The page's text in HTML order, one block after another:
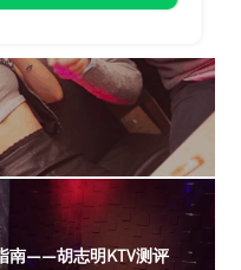
南——胡志明KTV测评